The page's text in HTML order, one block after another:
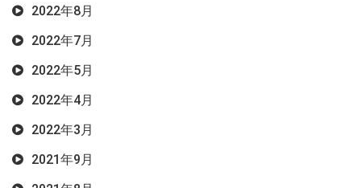
2022年8月
2022年7月
2022年5月
2022年4月
2022年3月
2021年9月